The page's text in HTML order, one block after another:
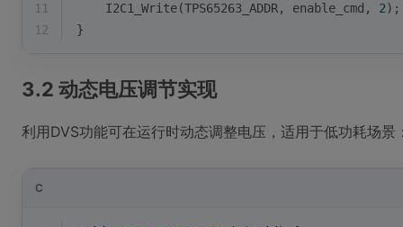
11
    I2C1_Write(TPS65263_ADDR, enable_cmd,
2);
12
}
3.2 动态电压调节实现
利用DVS功能可在运行时动态调整电压，适用于低功耗场景
C